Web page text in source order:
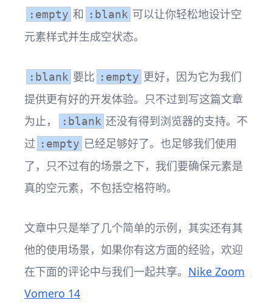
:empty 和 :blank 可以让你轻松地设计空
元素样式并生成空状态。
:blank 要比 :empty 更好，因为它为我们
提供更有好的开发体验。只不过到写这篇文章
为止，
:blank 还没有得到浏览器的支持。不
过 :empty 已经足够好了。也足够我们使用
了，只不过有的场景之下，我们要确保元素是
真的空元素，不包括空格符哟。
文章中只是举了几个简单的示例，其实还有其
他的使用场景，如果你有这方面的经验，欢迎
在下面的评论中与我们一起共享。 Nike Zoom
Vomero 14